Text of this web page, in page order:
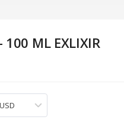
100 ML EXLIXIR